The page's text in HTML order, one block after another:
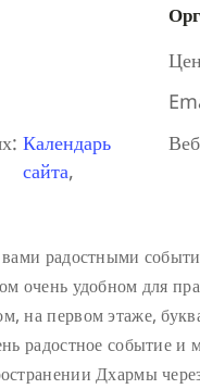
Календарь
сайта,
радостными
очень удобном для
на первом этаже,
радостное событие
Дхармы